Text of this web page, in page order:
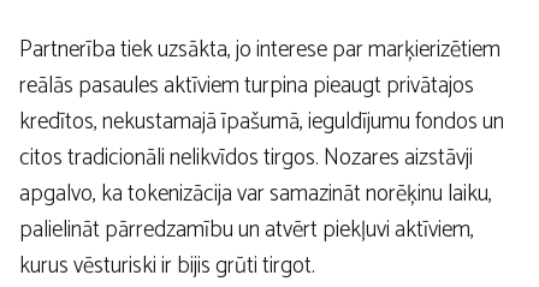
Partnerība tiek uzsākta, jo interese par marķierizētiem
reālās pasaules aktīviem turpina pieaugt privātajos
kredītos, nekustamajā īpašumā, ieguldījumu fondos un
citos tradicionāli nelikvīdos tirgos. Nozares aizstāvji
apgalvo, ka tokenizācija var samazināt norēķinu laiku,
palielināt pārredzamību un atvērt piekļuvi aktīviem,
kurus vēsturiski ir bijis grūti tirgot.